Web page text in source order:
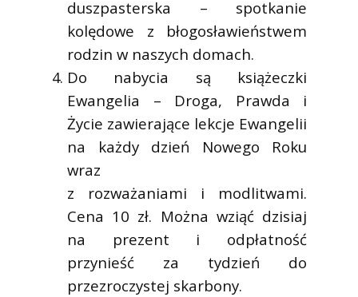
duszpasterska – spotkanie
kolędowe z błogosławieństwem
rodzin w naszych domach.
Do nabycia są książeczki
Ewangelia – Droga, Prawda i
Życie zawierające lekcje Ewangelii
na każdy dzień Nowego Roku
wraz
z rozważaniami i modlitwami.
Cena 10 zł. Można wziąć dzisiaj
na prezent i odpłatność
przynieść za tydzień do
przezroczystej skarbony.